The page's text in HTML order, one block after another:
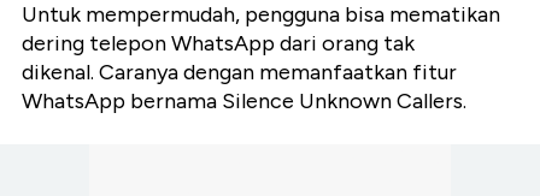
Untuk mempermudah, pengguna bisa mematikan
dering telepon WhatsApp dari orang tak
dikenal. Caranya dengan memanfaatkan fitur
WhatsApp bernama Silence Unknown Callers.